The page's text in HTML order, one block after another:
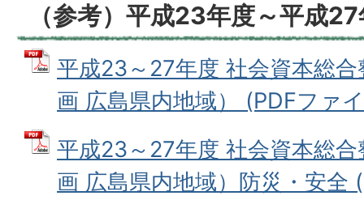
（参考）平成23年度～平成
平成23～27年度 社会資本総
画 広島県内地域） (PDFファ
平成23～27年度 社会資本総
画 広島県内地域）防災・安全